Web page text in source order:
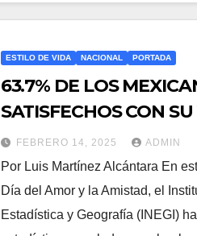
ESTILO DE VIDA NACIONAL PORTADA
63.7% DE LOS
SATISFECHOS CON
AMOROSA
FEBRERO 14, 2025 ADMIN
Por Luis Martínez Alcántara En
Día del Amor y la Amistad, el
Estadística y Geografía (INEGI)